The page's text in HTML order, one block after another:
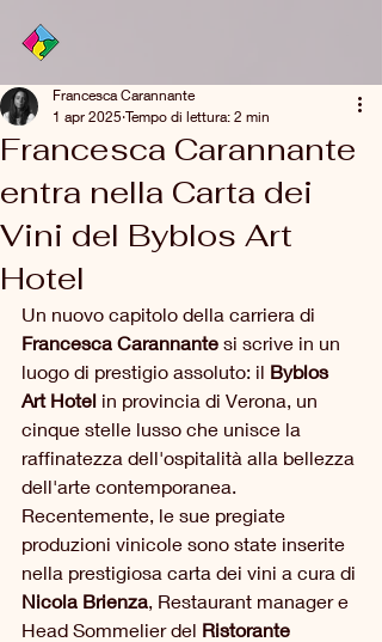
Francesca Carannante
entra nella Carta dei
Vini del Byblos Art
Hotel
Francesca Carannante
1 apr 2025 Tempo di lettura: 2 min
Un nuovo capitolo della carriera di
Francesca Carannante si scrive in un
luogo di prestigio assoluto: il Byblos
Art Hotel in provincia di Verona, un
cinque stelle lusso che unisce la
raffinatezza dell'ospitalità alla bellezza
dell'arte contemporanea.
Recentemente, le sue pregiate
produzioni vinicole sono state inserite
nella prestigiosa carta dei vini a cura di
Nicola Brienza, Restaurant manager e
Head Sommelier del Ristorante